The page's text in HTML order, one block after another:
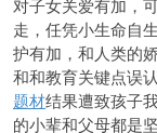
对子女关爱有加，
走，任凭小生命自
护有加，和人类的
和和教育关键点误
题材结果遭致孩子
的小辈和父母都是